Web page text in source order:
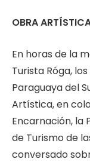
OBRA
En horas de la
Turista Róga,
Paraguaya del
Artística, en
Encarnación, la
de Turismo de
conversado